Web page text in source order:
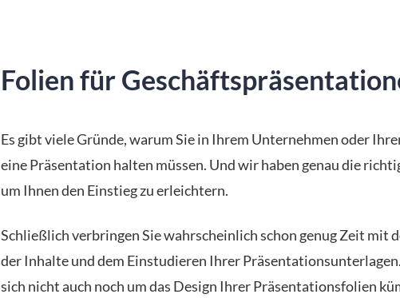
Folien für
Es gibt viele Gründe, warum Sie in Ihrem Unternehmen oder
eine Präsentation halten müssen. Und wir haben genau die
um Ihnen den Einstieg zu erleichtern.
Schließlich verbringen Sie wahrscheinlich schon genug Zeit mit
der Inhalte und dem Einstudieren Ihrer
sich nicht auch noch um das Design Ihrer Präsentationsfolien